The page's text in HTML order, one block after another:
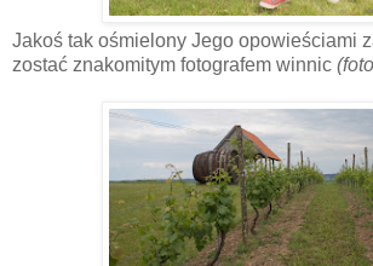
Jakoś tak ośmielony Jego opowieściami
zostać znakomitym fotografem winnic